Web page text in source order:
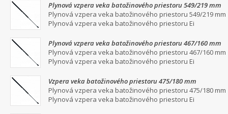
Plynová vzpera veka batožinového priestoru 549/219 mm
Plynová vzpera veka batožinového priestoru 549/219 mm
Plynová vzpera veka batožinového priestoru Ei
Plynová vzpera veka batožinového priestoru 467/160 mm
Plynová vzpera veka batožinového priestoru 467/160 mm
Plynová vzpera veka batožinového priestoru Ei
Vzpera veka batožinového priestoru 475/180 mm
Plynová vzpera veka batožinového priestoru 475/180 mm
Plynová vzpera veka batožinového priestoru Ei